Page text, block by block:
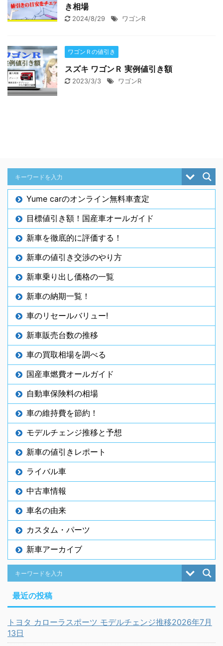
き相場
2024/8/29 ワゴンR
ワゴンＲの値引き
スズキ ワゴンＲ 実例値引き額
2023/3/3 ワゴンR
Yume carのオンライン無料車査定
目標値引き額！国産車オールガイド
新車を徹底的に評価する！
新車の値引き交渉のやり方
新車乗り出し価格の一覧
新車の納期一覧！
車のリセールバリュー!
新車販売台数の推移
車の買取相場を調べる
国産車燃費オールガイド
自動車保険料の相場
車の維持費を節約！
モデルチェンジ推移と予想
新車の値引きレポート
ライバル車
中古車情報
車名の由来
カスタム・パーツ
新車アーカイブ
最近の投稿
トヨタ カローラスポーツ モデルチェンジ推移2026年7月
13日